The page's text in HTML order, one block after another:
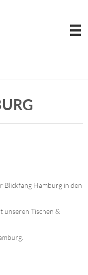
Blickfang Hamburg in den
unseren Tischen &